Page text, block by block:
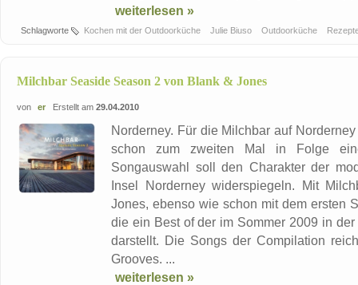
weiterlesen »
Schlagworte Kochen mit der Outdoorküche Julie Biuso Outdoorküche
Milchbar Seaside Season 2 von Blank & Jones
von er Erstellt am 29.04.2010
Norderney. Für die Milchbar auf
schon zum zweiten Mal in Folge
Songauswahl soll den Charakter der
Insel Norderney widerspiegeln. Mit
Jones, ebenso wie schon mit dem ersten
die ein Best of der im Sommer 2009 in
darstellt. Die Songs der Compilation
Grooves. ...
weiterlesen »